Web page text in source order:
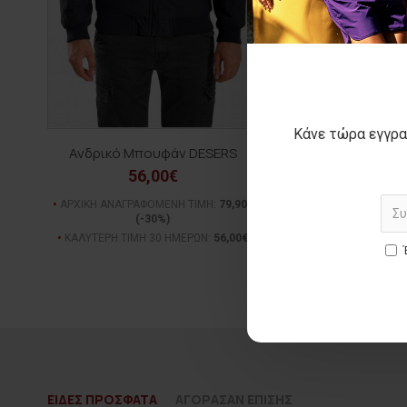
Κάνε τώρα
Ανδρικό Μπουφάν DESERS
56,00€
ΑΡΧΙΚΗ ΑΝΑΓΡΑΦΟΜΕΝΗ ΤΙΜΗ:
79,90€
(-30%)
ΚΑΛΥΤΕΡΗ ΤΙΜΗ 30 ΗΜΕΡΩΝ:
56,00€
33,00€
ΑΡΧΙΚΗ
(-40%)
ΚΑΛΥΤΕΡΗ ΤΙΜΗ 30
ΕΙΔΕΣ ΠΡΟΣΦΑΤΑ